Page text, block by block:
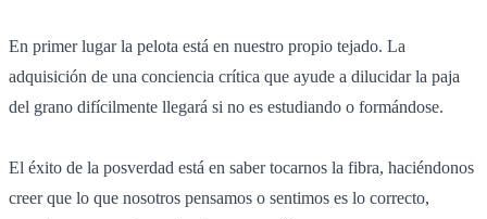
En primer lugar la pelota está en nuestro propio tejado. La
adquisición de una conciencia crítica que ayude a dilucidar la paja
del grano difícilmente llegará si no es estudiando o formándose.
El éxito de la posverdad está en saber tocarnos la fibra, haciéndonos
creer que lo que nosotros pensamos o sentimos es lo correcto,